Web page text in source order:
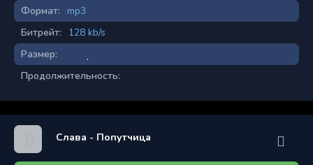
Формат:
mp3
Битрейт:
128 kb/s
Размер:
Продолжительность:
Слава - Попутчица